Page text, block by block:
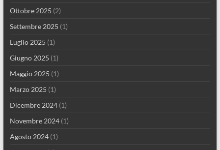
Ottobre 2025 (2)
Settembre 2025 (1)
Luglio 2025 (1)
Giugno 2025 (1)
Maggio 2025 (1)
Marzo 2025 (1)
Dicembre 2024(1)
Novembre 2024(1)
Agosto 2024(1)